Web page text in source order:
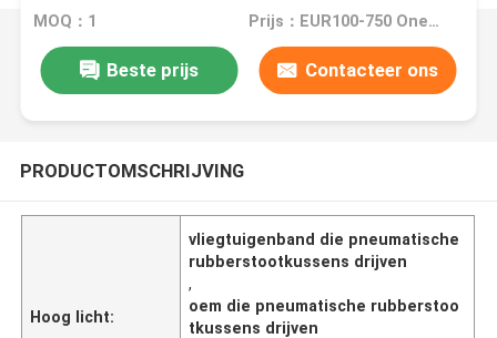
MOQ：1 Prijs：EUR100-750 One Piece
Beste prijs Contacteer ons
PRODUCTOMSCHRIJVING
Hoog licht:
vliegtuigenband die pneumatische
rubberstootkussens drijven
,
oem die pneumatische rubberstoo
tkussens drijven